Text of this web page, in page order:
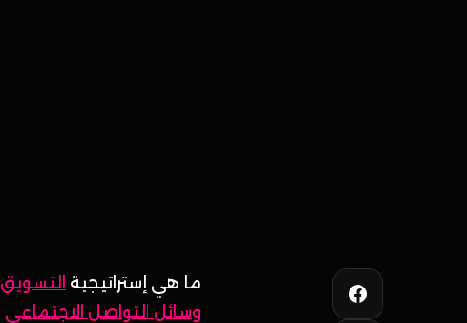
ما هي إستراتيجية التسويق
وسائل التواصل الاجتماعي